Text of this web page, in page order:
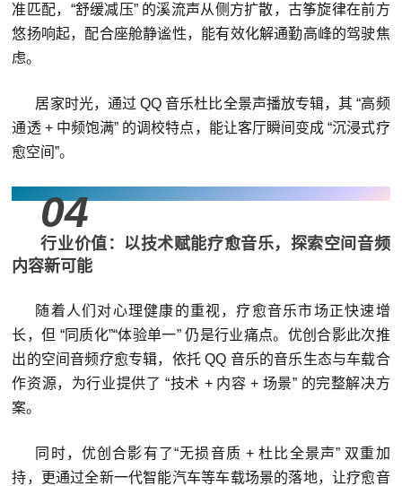
准匹配，“舒缓减压” 的溪流声从侧方扩散，古筝旋律在前方
悠扬响起，配合座舱静谧性，能有效化解通勤高峰的驾驶焦
虑。
居家时光，通过 QQ 音乐杜比全景声播放专辑，其 “高频
通透 + 中频饱满” 的调校特点，能让客厅瞬间变成 “沉浸式疗
愈空间”。
04
行业价值：以技术赋能疗愈音乐，探索空间音频
内容新可能
随着人们对心理健康的重视，疗愈音乐市场正快速增
长，但 “同质化”“体验单一” 仍是行业痛点。优创合影此次推
出的空间音频疗愈专辑，依托 QQ 音乐的音乐生态与车载合
作资源，为行业提供了 “技术 + 内容 + 场景” 的完整解决方
案。
同时，优创合影有了“无损音质 + 杜比全景声” 双重加
持，更通过全新一代智能汽车等车载场景的落地，让疗愈音